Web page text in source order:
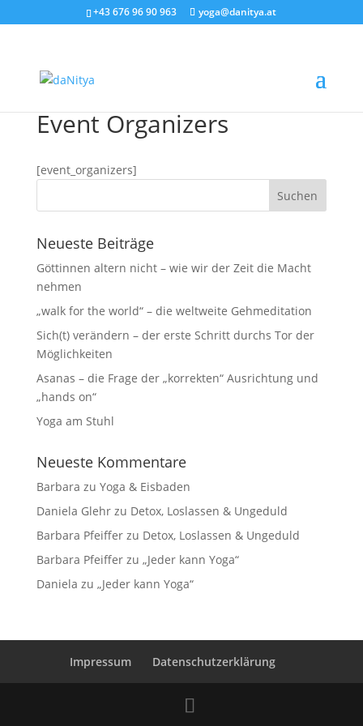
+43 676 96 90 963 yoga@danitya.at
Event Organizers
[event_organizers]
Neueste Beiträge
Göttinnen altern nicht – wie wir der Zeit die Macht
nehmen
„walk for the world“ – die weltweite Gehmeditation
Sich(t) verändern – der erste Schritt durchs Tor der
Möglichkeiten
Asanas – die Frage der „korrekten“ Ausrichtung und
„hands on“
Yoga am Stuhl
Neueste Kommentare
Barbara zu Yoga & Eisbaden
Daniela Glehrzu Detox, Loslassen & Ungeduld
Barbara Pfeifferzu Detox, Loslassen & Ungeduld
Barbara Pfeifferzu „Jeder kann Yoga“
Daniela zu „Jeder kann Yoga“
Impressum Datenschutzerklärung